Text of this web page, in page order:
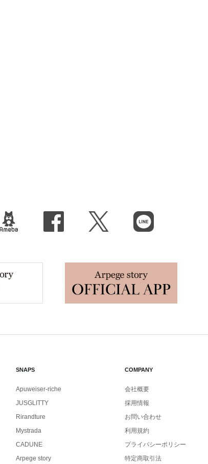
X（旧Twitter）
SNAPS
Apuweiser-riche
JUSGLITTY
Rirandture
Mystrada
CADUNE
Arpege story
COMPANY
会社概要
採用情報
お問い合わせ
利用規約
プライバシーポリシー
特定商取引法